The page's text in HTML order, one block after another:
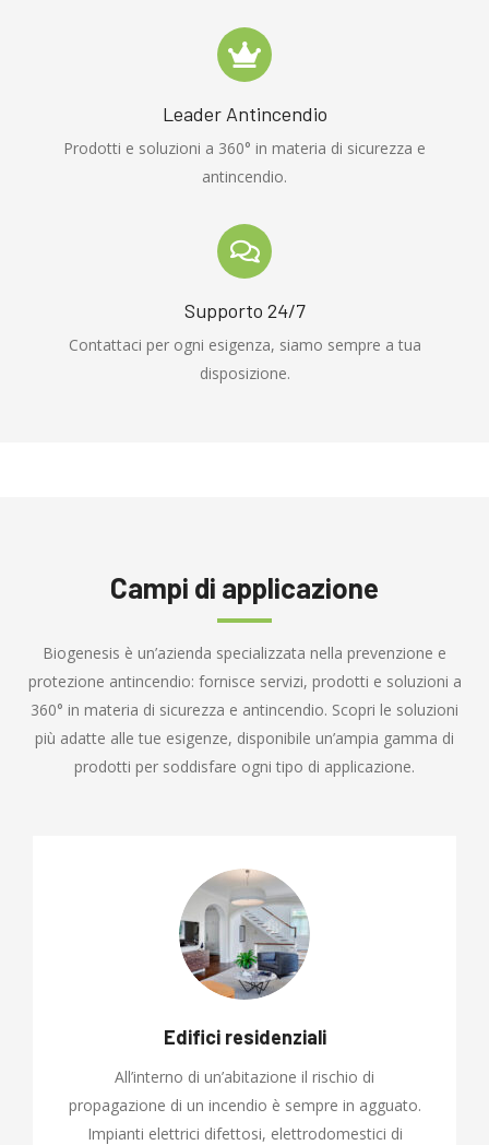
Leader Antincendio
Prodotti e soluzioni a 360° in materia di sicurezza e
antincendio.
Supporto 24/7
Contattaci per ogni esigenza, siamo sempre a tua
disposizione.
Campi di applicazione
Biogenesis è un’azienda specializzata nella prevenzione e
protezione antincendio: fornisce servizi, prodotti e soluzioni a
360° in materia di sicurezza e antincendio. Scopri le soluzioni
più adatte alle tue esigenze, disponibile un’ampia gamma di
prodotti per soddisfare ogni tipo di applicazione.
Edifici residenziali
All’interno di un’abitazione il rischio di
propagazione di un incendio è sempre in agguato.
Impianti elettrici difettosi, elettrodomestici di